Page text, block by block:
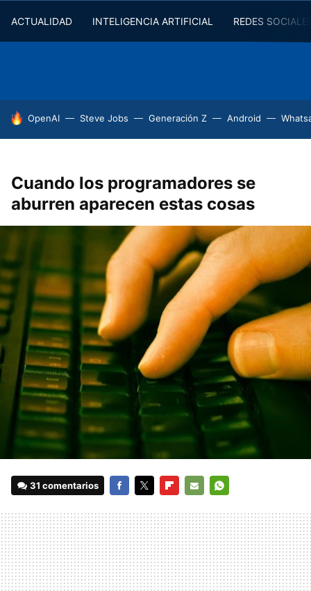
ACTUALIDAD INTELIGENCIA ARTIFICIAL REDES
HOY SE HABLA DE
OpenAI Steve Jobs Generación Z Android
Cuando los programadores se
aburren aparecen estas cosas
31 comentarios
MAIL